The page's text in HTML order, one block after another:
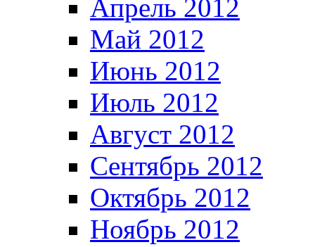
Апрель 2012
Май 2012
Июнь 2012
Июль 2012
Август 2012
Сентябрь 2012
Октябрь 2012
Ноябрь 2012